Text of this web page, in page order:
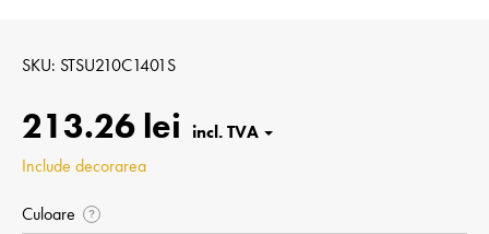
SKU STSU210C1401S
213.26 lei
Include decorarea
Culoare ?